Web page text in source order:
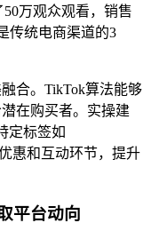
50万观众观看，销售
传统电商渠道的3
合。TikTok算法能够
在购买者。实操建
定标签如
惠和互动环节，提升
平台动向